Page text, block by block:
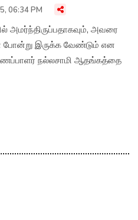
06:34 PM
அவரை
போன்று இருக்க வேண்டும் என
நல்லசாமி ஆதங்கத்தை